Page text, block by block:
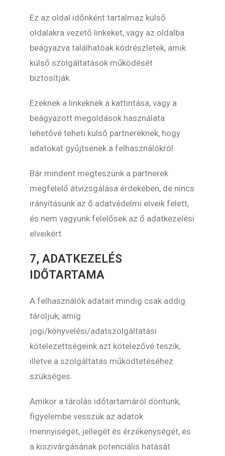
Ez az oldal időnként tartalmaz külső
oldalakra vezető linkeket, vagy az oldalba
beágyazva találhatóak kódrészletek, amik
külső szolgáltatások működését
biztosítják.
Ezeknek a linkeknek a kattintása, vagy a
beágyazott megoldások használata
lehetővé teheti külső partnereknek, hogy
adatokat gyűjtsenek a felhasználókról.
Bár mindent megteszünk a partnerek
megfelelő átvizsgálása érdekében, de nincs
irányításunk az ő adatvédelmi elveik felett,
és nem vagyunk felelősek az ő adatkezelési
elveikért.
7, ADATKEZELÉS
IDŐTARTAMA
A felhasználók adatait mindig csak addig
tároljuk, amíg
jogi/könyvelési/adatszolgáltatási
kötelezettségeink azt kötelezővé teszik,
illetve a szolgáltatás működtetéséhez
szükséges.
Amikor a tárolás időtartamáról döntünk,
figyelembe vesszük az adatok
mennyiségét, jellegét és érzékenységét, és
a kiszivárgásának potenciális hatását